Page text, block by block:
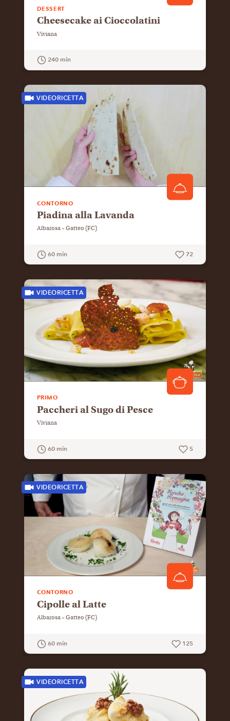
DESSERT
Cheesecake ai Cioccolatini
Viviana
240 min
VIDEORICETTA
CONTORNO
Piadina alla Lavanda
Albarosa – Gatteo (FC)
60 min 72
VIDEORICETTA
PRIMO
Paccheri al Sugo di Pesce
Viviana
60 min 5
VIDEORICETTA
CONTORNO
Cipolle al Latte
Albarosa – Gatteo (FC)
60 min 125
VIDEORICETTA